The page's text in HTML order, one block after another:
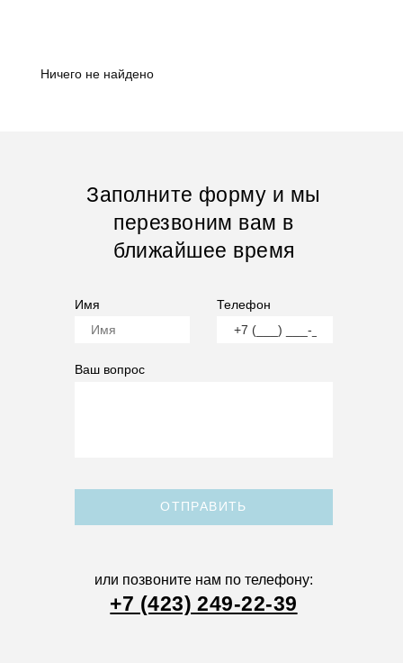
Ничего не найдено
Заполните форму и мы
перезвоним вам в
ближайшее время
Имя Телефон
Ваш вопрос
ОТПРАВИТЬ
или позвоните нам по телефону:
+7 (423) 249-22-39